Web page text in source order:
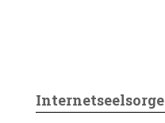
Internetseelsorge